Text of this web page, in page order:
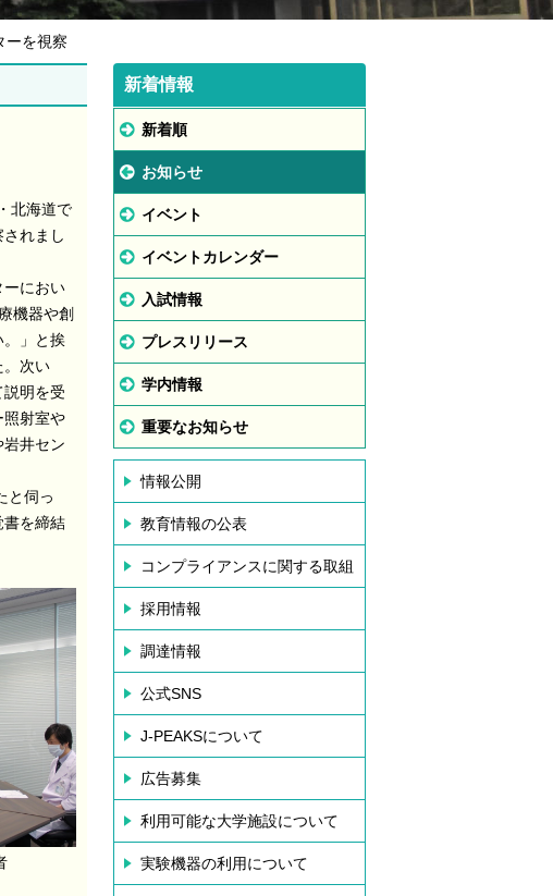
ーを視察
北海道で
れまし
におい
機器や創
。」と挨
。次い
明を受
照射室や
井セン
と伺っ
書を締結
新着情報
新着順
お知らせ
イベント
イベントカレンダー
入試情報
プレスリリース
学内情報
重要なお知らせ
情報公開
教育情報の公表
コンプライアンスに関する取組
採用情報
調達情報
公式SNS
J-PEAKSについて
広告募集
利用可能な大学施設について
実験機器の利用について